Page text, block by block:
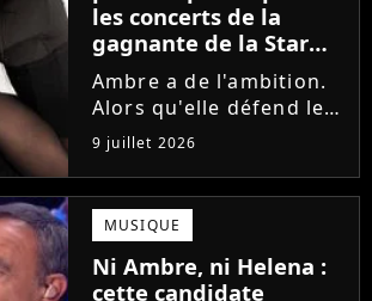
les concerts de la
gagnante de la Star
Academy !
Ambre a de l'ambition.
Alors qu'elle défend le
single J'me demande et
qu'elle prépare son
premier album, la
gagnante de la dernière
saison de la Star
Academy annonce les
dates de sa...
9 juillet 2026
MUSIQUE
Ni Ambre, ni Helena :
cette candidate